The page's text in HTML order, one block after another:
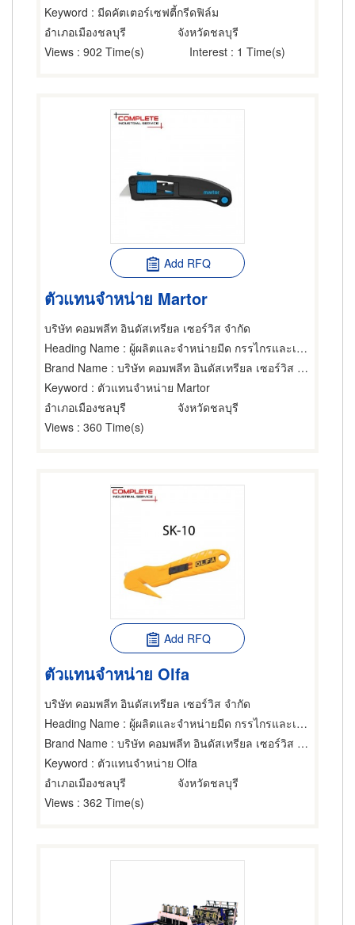
Keyword : มีดคัตเตอร์เซฟตี้กรีดฟิล์ม
อำเภอเมืองชลบุรี
จังหวัดชลบุรี
Views : 902 Time(s) Interest : 1 Time(s)
Add RFQ
ตัวแทนจำหน่าย Martor
บริษัท คอมพลีท อินดัสเทรียล เซอร์วิส จำกัด
Heading Name : ผู้ผลิตและจำหน่ายมีด กรรไกรและเครื่องตัด
Brand Name : บริษัท คอมพลีท อินดัสเทรียล เซอร์วิส จำกัด
Keyword : ตัวแทนจำหน่าย Martor
อำเภอเมืองชลบุรี
จังหวัดชลบุรี
Views : 360 Time(s)
Add RFQ
ตัวแทนจำหน่าย Olfa
บริษัท คอมพลีท อินดัสเทรียล เซอร์วิส จำกัด
Heading Name : ผู้ผลิตและจำหน่ายมีด กรรไกรและเครื่องตัด
Brand Name : บริษัท คอมพลีท อินดัสเทรียล เซอร์วิส จำกัด
Keyword : ตัวแทนจำหน่าย Olfa
อำเภอเมืองชลบุรี
จังหวัดชลบุรี
Views : 362 Time(s)